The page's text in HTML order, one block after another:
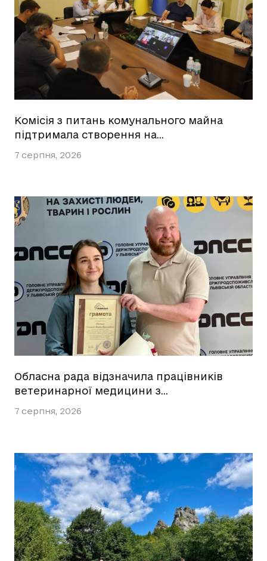
Комісія з питань комунального майна
підтримала створення на…
7 серпня, 2026
Обласна рада відзначила працівників
ветеринарної медицини з…
7 серпня, 2026